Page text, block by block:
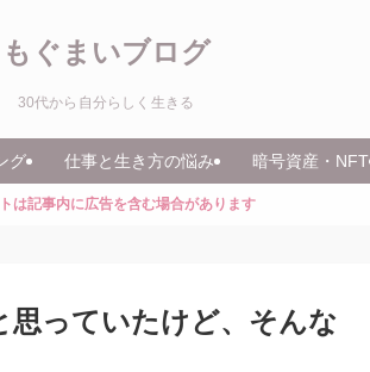
もぐまいブログ
30代から自分らしく生きる
グ 仕事と生き方の悩み 暗号資産・NFT
は記事内に広告を含む場合があります
思っていたけど、そんな